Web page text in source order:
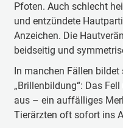
Pfoten. Auch schlecht
und entzündete
Anzeichen. Die
beidseitig und
In manchen Fällen
„Brillenbildung“: Das
aus – ein auffälliges
Tierärzten oft sofort ins